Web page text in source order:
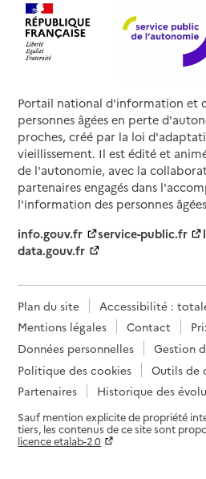
Portail national d'information et
personnes âgées en perte
proches, créé par la loi
vieillissement. Il est édité et
de l'autonomie, avec la
partenaires engagés dans
l'information des personnes
info.gouv.fr
service-public.fr
data.gouv.fr
Plan du site
Accessibilité :
Mentions légales
Contact
Données personnelles
Gestion
Politique des cookies
Outils de
Partenaires
Historique des
Sauf mention explicite de propriété
tiers, les contenus de ce site sont
licence etalab-2.0